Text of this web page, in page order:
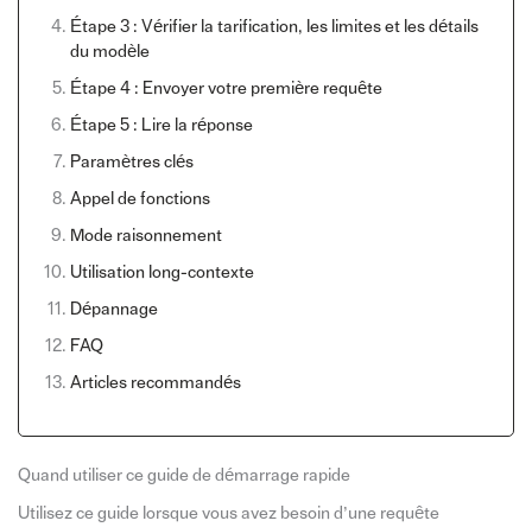
Étape 3 : Vérifier la tarification, les limites et les détails
du modèle
Étape 4 : Envoyer votre première requête
Étape 5 : Lire la réponse
Paramètres clés
Appel de fonctions
Mode raisonnement
Utilisation long-contexte
Dépannage
FAQ
Articles recommandés
Quand utiliser ce guide de démarrage rapide
Utilisez ce guide lorsque vous avez besoin d’une requête